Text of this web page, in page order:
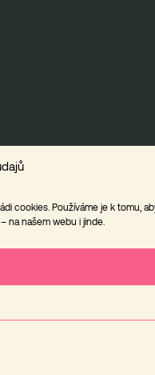
cookies. Používáme je k
na našem webu i jinde.